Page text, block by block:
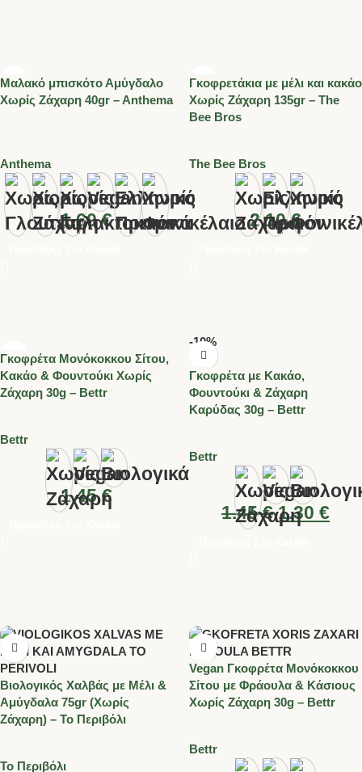
Μαλακό μπισκότο Αμύγδαλο
Χωρίς Ζάχαρη 40gr – Anthema
Anthema
1.60€
Γκοφρετάκια με μέλι και κακάο
Χωρίς Ζάχαρη 135gr – The
Bee Bros
The Bee Bros
2.10€
Γκοφρέτα Μονόκοκκου Σίτου,
Κακάο & Φουντούκι Xωρίς
Ζάχαρη 30g – Bettr
Bettr
1.45€
-10%
Γκοφρέτα με Κακάο,
Φουντούκι & Ζάχαρη
Καρύδας 30g – Bettr
Bettr
1.45€ 1.30 €
Βιολογικός Χαλβάς με Μέλι &
Αμύγδαλα 75gr (Χωρίς
Ζάχαρη) – Το Περιβόλι
Το Περιβόλι
Vegan Γκοφρέτα Μονόκοκκου
Σίτου με Φράουλα & Κάσιους
Χωρίς Ζάχαρη 30g – Bettr
Bettr